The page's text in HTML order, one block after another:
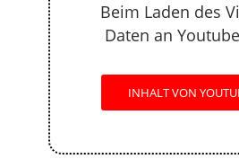
Beim Laden des
Daten an
INHALT VON